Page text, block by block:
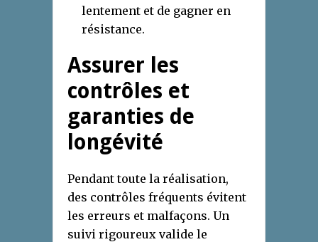
lentement et de gagner en
résistance.
Assurer les
contrôles et
garanties de
longévité
Pendant toute la réalisation,
des contrôles fréquents évitent
les erreurs et malfaçons. Un
suivi rigoureux valide le